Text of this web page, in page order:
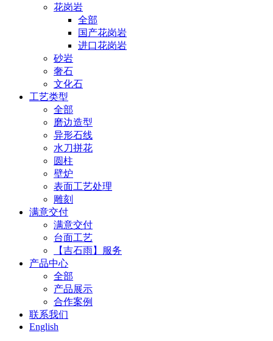
花岗岩
全部
国产花岗岩
进口花岗岩
砂岩
奢石
文化石
工艺类型
全部
磨边造型
异形石线
水刀拼花
圆柱
壁炉
表面工艺处理
雕刻
满意交付
满意交付
台面工艺
【吉石雨】服务
产品中心
全部
产品展示
合作案例
联系我们
English